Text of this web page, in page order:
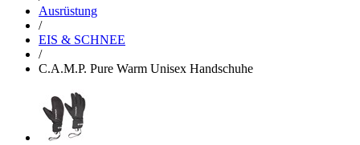
Ausrüstung
/
EIS & SCHNEE
/
C.A.M.P. Pure Warm Unisex Handschuhe